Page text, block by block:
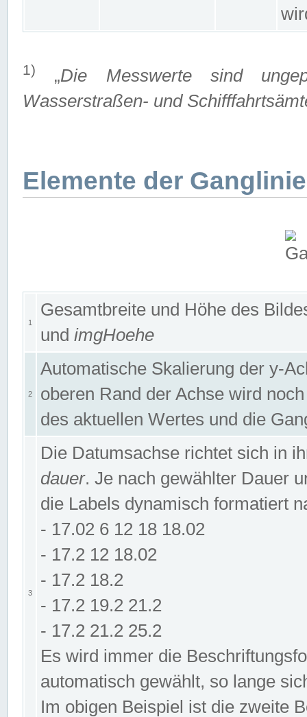
1) „Die Messwerte sind
Wasserstraßen- und
Elemente der
1
Gesamtbreite und Höhe des
und imgHoehe
2
Automatische Skalierung der y-
oberen Rand der Achse wird
des aktuellen Wertes und die
3
Die Datumsachse richtet sich in
dauer. Je nach gewählter Dauer
die Labels dynamisch formatiert
- 17.02 6 12 18 18.02
- 17.2 12 18.02
- 17.2 18.2
- 17.2 19.2 21.2
- 17.2 21.2 25.2
Es wird immer die
automatisch gewählt, so lange
Im obigen Beispiel ist die zweite